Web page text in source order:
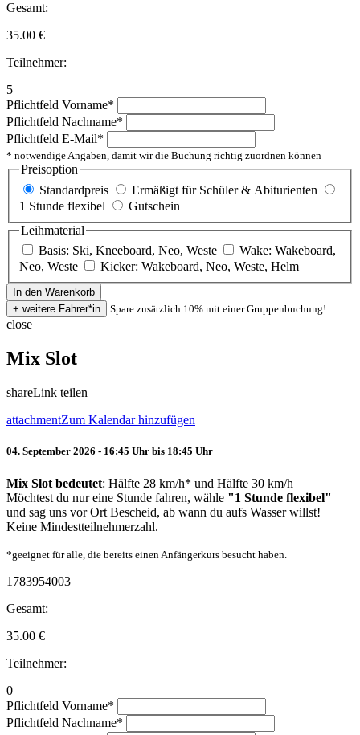
Gesamt:
35.00 €
Teilnehmer:
5
Pflichtfeld Vorname*
Pflichtfeld Nachname*
Pflichtfeld E-Mail*
* notwendige Angaben, damit wir die Buchung richtig zuordnen können
Preisoption
Standardpreis
Ermäßigt für Schüler & Abiturienten
1 Stunde flexibel
Gutschein
Leihmaterial
Basis: Ski, Kneeboard, Neo, Weste
Wake: Wakeboard,
Neo, Weste
Kicker: Wakeboard, Neo, Weste, Helm
Spare zusätzlich 10% mit einer Gruppenbuchung!
close
Mix Slot
shareLink teilen
attachmentZum Kalendar hinzufügen
04. September 2026 - 16:45 Uhr bis 18:45 Uhr
Mix Slot bedeutet: Hälfte 28 km/h* und Hälfte 30 km/h
Möchtest du nur eine Stunde fahren, wähle "1 Stunde flexibel"
und sag uns vor Ort Bescheid, ab wann du aufs Wasser willst!
Keine Mindestteilnehmerzahl.
*geeignet für alle, die bereits einen Anfängerkurs besucht haben.
1783954003
Gesamt:
35.00 €
Teilnehmer:
0
Pflichtfeld Vorname*
Pflichtfeld Nachname*